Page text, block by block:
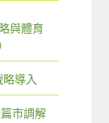
與體育
導入
市調解